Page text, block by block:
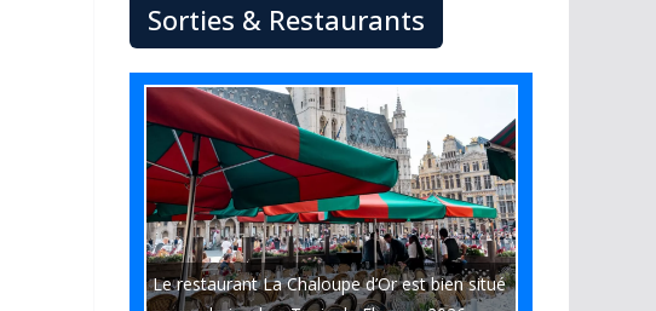
Sorties & Restaurants
Le restaurant La Chaloupe d’Or est bien situé